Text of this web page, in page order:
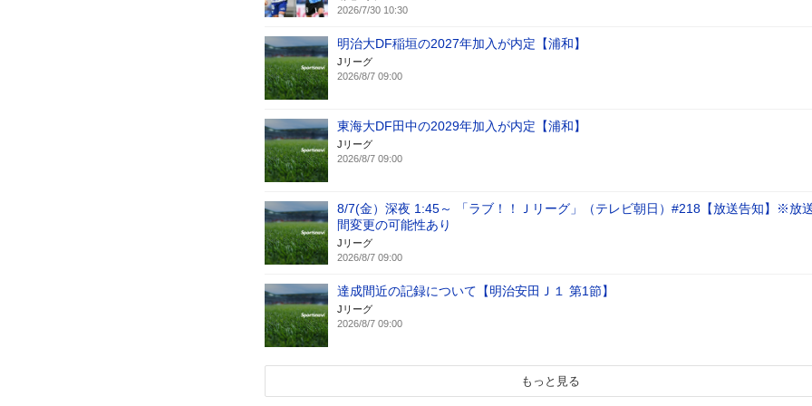
2026/7/30 10:30
明治大DF稲垣の2027年加入が内定【浦和】
Jリーグ
2026/8/7 09:00
東海大DF田中の2029年加入が内定【浦和】
Jリーグ
2026/8/7 09:00
8/7(金）深夜 1:45～ 「ラブ！！Ｊリーグ」（テレビ朝日）#218【放送告知】※放
間変更の可能性あり
Jリーグ
2026/8/7 09:00
達成間近の記録について【明治安田Ｊ１ 第1節】
Jリーグ
2026/8/7 09:00
もっと見る